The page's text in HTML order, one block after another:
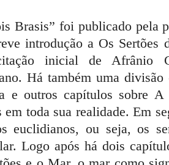
Brasis” foi publicado pela
introdução a Os Sertões
inicial de Afrânio
Há também uma
e outros capítulos sobre
em toda sua realidade. Em
euclidianos, ou seja, os
Logo após há dois